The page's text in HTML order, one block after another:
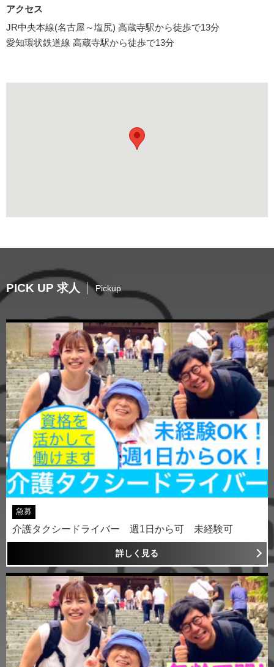
アクセス
JR中央本線(名古屋～塩尻) 高蔵寺駅から徒歩で13分
愛知環状鉄道線 高蔵寺駅から徒歩で13分
PICK UP 求人 Pickup
急募
介護タクシードライバー 週1日から可 未経験可
詳しく見る